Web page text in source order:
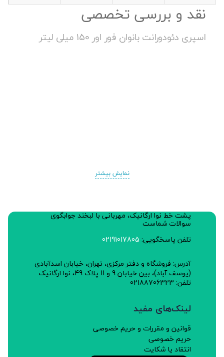
نقد و بررسی تخصصی
اسپری دئودورانت بانوان فور اور 150 میلی لیتر
نمایش بیشتر
پشت خط نوا ارگانیک، مهربانی با لبخند جوابگوی
سوالات شماست
تلفن پاسخگویی: 02191017805
آدرس: فروشگاه و دفتر مرکزی، تهران، خیابان اسدآبادی
(یوسف آباد)، بین خیابان 9 و 11 پلاک 49، نوا ارگانیک
تلفن: 02188706323
لینک‌های مفید
قوانین و مقررات و حریم خصوصی
حریم خصوصی
انتقاد یا شکایت